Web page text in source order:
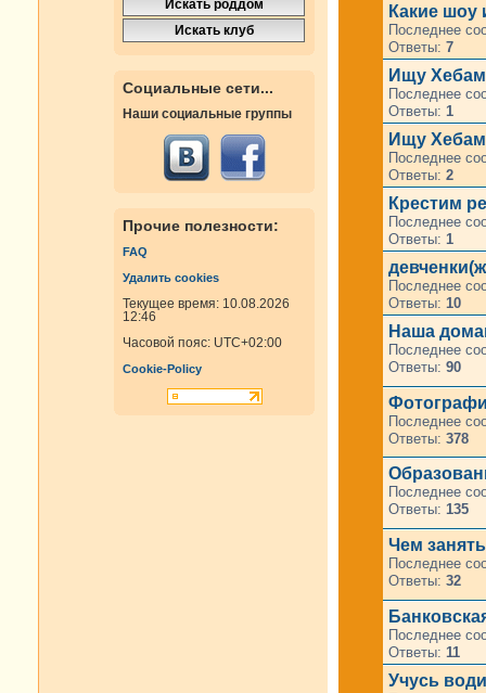
Социальные сети...
Наши социальные группы
Прочие полезности:
FAQ
Удалить cookies
Текущее время: 10.08.2026
12:46
Часовой пояс: UTC+02:00
Cookie-Policy
Какие шоу
Последнее
Ответы: 7
Ищу
Последнее
Ответы: 1
Ищу
Последнее
Ответы: 2
Крестим
Последнее
Ответы: 1
Последнее
Ответы: 10
Наша
Последнее
Ответы: 90
Последнее
Ответы: 378
Последнее
Ответы: 135
Чем
Последнее
Ответы: 32
Последнее
Ответы: 11
Учусь